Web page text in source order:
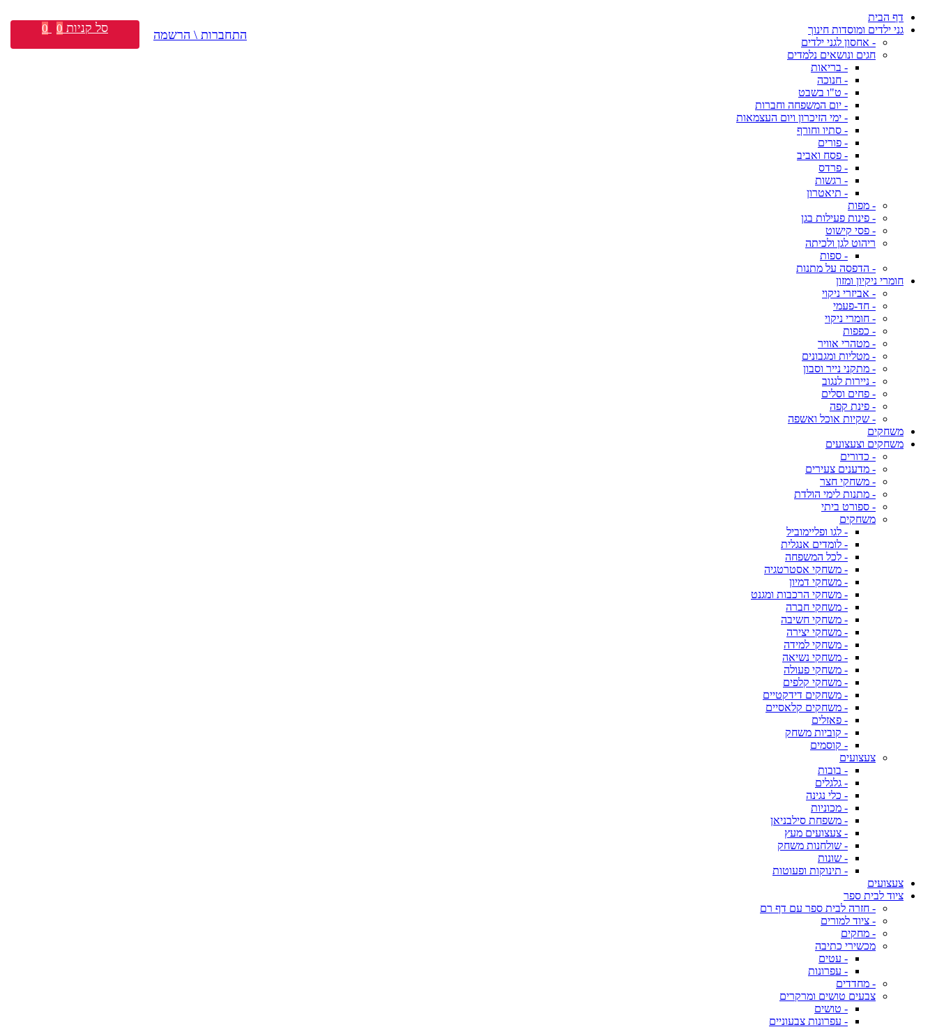
דף הבית
גני ילדים ומוסדות חינוך
- אחסון לגני ילדים
חגים ונושאים נלמדים
- בריאות
- חנוכה
- ט"ו בשבט
- יום המשפחה וחברות
- ימי הזיכרון ויום העצמאות
- סתיו וחורף
- פורים
- פסח ואביב
- פרדס
- רגשות
- תיאטרון
- מפות
- פינות פעילות בגן
- פסי קישוט
ריהוט לגן ולכיתה
- ספות
- הדפסה על מתנות
חומרי ניקיון ומזון
- אביזרי ניקוי
- חד-פעמי
- חומרי ניקוי
- כפפות
- מטהרי אוויר
- מטליות ומגבונים
- מתקני נייר וסבון
- ניירות לנגוב
- פחים וסלים
- פינת קפה
- שקיות אוכל ואשפה
משחקים
משחקים וצעצועים
- כדורים
- מדענים צעירים
- משחקי חצר
- מתנות לימי הולדת
- ספורט ביתי
משחקים
- לגו ופליימוביל
- לומדים אנגלית
- לכל המשפחה
- משחקי אסטרטגיה
- משחקי דמיון
- משחקי הרכבות ומגנט
- משחקי חברה
- משחקי חשיבה
- משחקי יצירה
- משחקי למידה
- משחקי נשיאה
- משחקי פעולה
- משחקי קלפים
- משחקים דידקטיים
- משחקים קלאסיים
- פאזלים
- קוביות משחק
- קוסמים
צעצועים
- בובות
- גלגלים
- כלי נגינה
- מכוניות
- משפחת סילבניאן
- צעצועים מעץ
- שולחנות משחק
- שונות
- תינוקות ופעוטות
צעצועים
ציוד לבית ספר
- חזרה לבית ספר עם דף רם
- ציוד למורים
- מחקים
מכשירי כתיבה
- עטים
- עפרונות
- מחדדים
צבעים טושים ומרקרים
- טושים
- עפרונות צבעוניים
התחברות \ הרשמה סל קניות 0
0